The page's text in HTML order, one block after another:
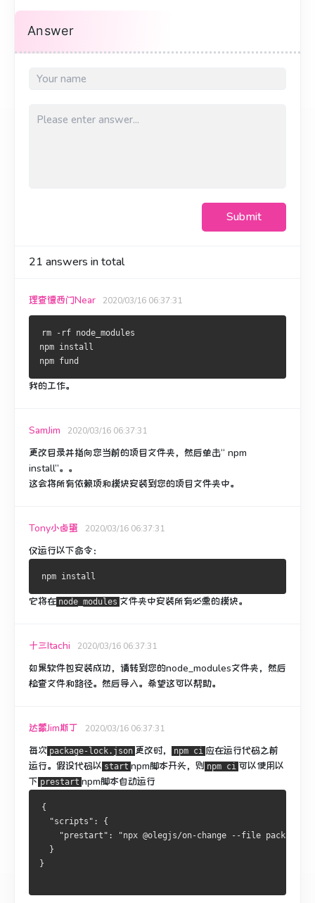
Answer
Submit
21 answers in total
理查德西门Near 2020/03/16 06:37:31
rm -rf node_modules
npm install
npm fund
我的工作。
SamJim 2020/03/16 06:37:31
更改目录并指向您当前的项目文件夹，然后单击“ npm
install”。 。
这会将所有依赖项和模块安装到您的项目文件夹中。
Tony小卤蛋 2020/03/16 06:37:31
仅运行以下命令：
它将在 node_modules 文件夹中安装所有必需的模块。
十三Itachi 2020/03/16 06:37:31
如果软件包安装成功，请转到您的node_modules文件夹，然后
检查文件和路径。 然后导入。 希望这可以帮助。
达蒙Jim斯丁 2020/03/16 06:37:31
每次 package-lock.json 更改时， npm ci 应在运行代码之前
运行。 假设代码以 start npm脚本开头，则 npm ci 可以使用以
下 prestart npm脚本自动运行
{
  "scripts": {
"prestart": "npx @olegjs/on-change --file package-
  }
}